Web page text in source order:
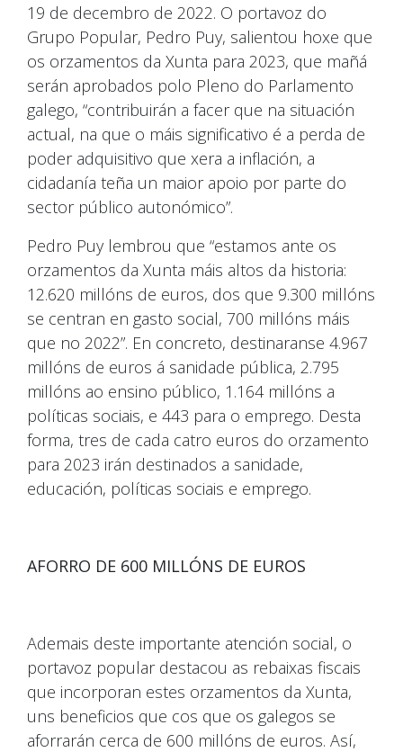
19 de decembro de 2022. O portavoz do
Grupo Popular, Pedro Puy, salientou hoxe que
os orzamentos da Xunta para 2023, que mañá
serán aprobados polo Pleno do Parlamento
galego, “contribuirán a facer que na situación
actual, na que o máis significativo é a perda de
poder adquisitivo que xera a inflación, a
cidadanía teña un maior apoio por parte do
sector público autonómico”.
Pedro Puy lembrou que “estamos ante os
orzamentos da Xunta máis altos da historia:
12.620 millóns de euros, dos que 9.300 millóns
se centran en gasto social, 700 millóns máis
que no 2022”. En concreto, destinaranse 4.967
millóns de euros á sanidade pública, 2.795
millóns ao ensino público, 1.164 millóns a
políticas sociais, e 443 para o emprego. Desta
forma, tres de cada catro euros do orzamento
para 2023 irán destinados a sanidade,
educación, políticas sociais e emprego.
AFORRO DE 600 MILLÓNS DE EUROS
Ademais deste importante atención social, o
portavoz popular destacou as rebaixas fiscais
que incorporan estes orzamentos da Xunta,
uns beneficios que cos que os galegos se
aforrarán cerca de 600 millóns de euros. Así,